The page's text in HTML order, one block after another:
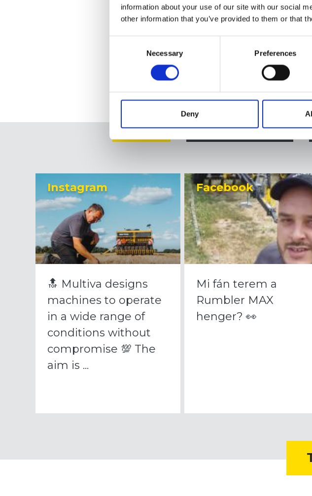
information about your use of our site with our social
other information that you’ve provided to them or that
Necessary Preferences
Deny
All Facebook
Instagram
🔝 Multiva designs
machines to operate
in a wide range of
conditions without
compromise 💯 The
aim is ...
Facebook
Mi fán terem a
Rumbler MAX
henger? 👀